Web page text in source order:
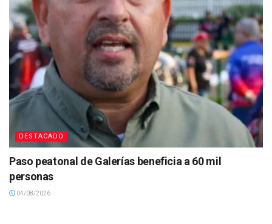
DESTACADO
Paso peatonal de Galerías beneficia a 60 mil
personas
04/08/2026